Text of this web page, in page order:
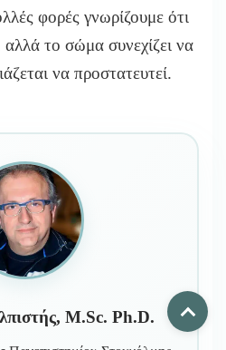
φορές γνωρίζουμε ότι
αλλά το σώμα συνεχίζει να
να προστατευτεί.
M.Sc. Ph.D.